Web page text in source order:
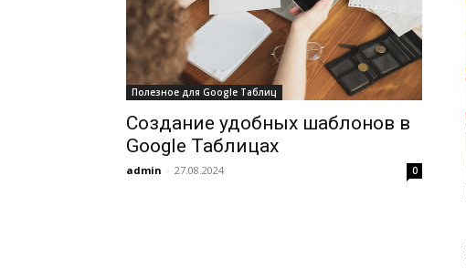
Полезное для Google Таблиц
Создание удобных шаблонов в
Google Таблицах
admin - 27.08.2024
0